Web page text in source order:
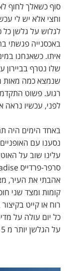
סוף כשאלך לחוף
וחצי אלא יש לי
לגלוש על גלשן
באכסנייה פגשתי
איתו. כשאנחנו
שלו נטרף בביירון
שנמצא כמה מאות
לפני, עכשיו נראה
באחד הימים היה
סרפר-פרדייס Surfer paradise.
קומות ומצד שני
רוח או קייט
כל יום עולה על
על הגלשן יותר מ 5 שניות.